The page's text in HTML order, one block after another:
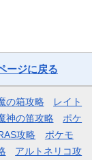
ージに戻る
の箱攻略
レイト
神の笛攻略
ポケ
攻略
ポケモ
アルトネリコ攻